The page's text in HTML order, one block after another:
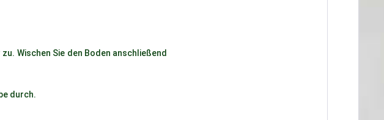
Wischen Sie den Boden anschließend
durch.